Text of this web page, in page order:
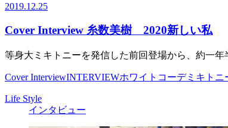
2019.12.25
Cover Interview 糸数美樹 2020新しい私
等身大ミキトニーを発信した前回登場から、約一
Cover InterviewINTERVIEWホワイトコーデミキトニ
Life Style
インタビュー